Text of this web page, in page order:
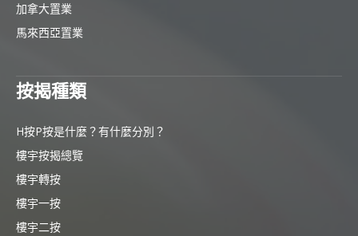
加拿大置業
馬來西亞置業
按揭種類
H按P按是什麼？有什麼分別？
樓宇按揭總覽
樓宇轉按
樓宇一按
樓宇二按